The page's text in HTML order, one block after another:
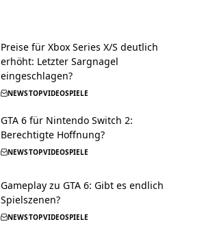
Preise für Xbox Series X/S deutlich
erhöht: Letzter Sargnagel
eingeschlagen?
NEWSTOPVIDEOSPIELE
GTA 6 für Nintendo Switch 2:
Berechtigte Hoffnung?
NEWSTOPVIDEOSPIELE
Gameplay zu GTA 6: Gibt es endlich
Spielszenen?
NEWSTOPVIDEOSPIELE